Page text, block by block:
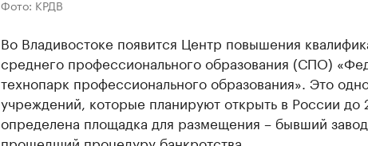
Фото: КРДВ
Во Владивостоке появится Центр повышения
среднего профессионального образования (СПО)
технопарк профессионального образования». Это
учреждений, которые планируют открыть в России до
определена площадка для размещения – бывший